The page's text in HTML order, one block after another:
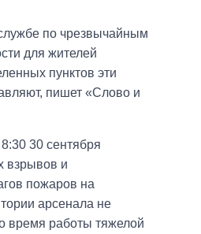
по чрезвычайным
для жителей
пунктов эти
пишет «Слово и
30 сентября
взрывов и
пожаров на
арсенала не
время работы тяжелой